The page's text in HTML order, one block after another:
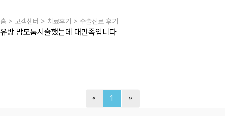
홈 > 고객센터 > 치료후기 > 수술진료 후기
유방 맘모툼시술했는데 대만족입니다
1